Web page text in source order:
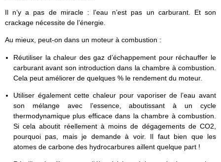
Il n’y a pas de miracle : l’eau n’est pas un carburant. Et son
crackage nécessite de l’énergie.
Au mieux, peut-on dans un moteur à combustion :
Réutiliser la chaleur des gaz d’échappement pour réchauffer le
carburant avant son introduction dans la chambre à combustion.
Cela peut améliorer de quelques % le rendement du moteur.
Utiliser également cette chaleur pour vaporiser de l’eau avant
son mélange avec l’essence, aboutissant à un cycle
thermodynamique plus efficace dans la chambre à combustion.
Si cela aboutit réellement à moins de dégagements de CO2,
pourquoi pas, mais je demande à voir. Il faut bien que les
atomes de carbone des hydrocarbures aillent quelque part !